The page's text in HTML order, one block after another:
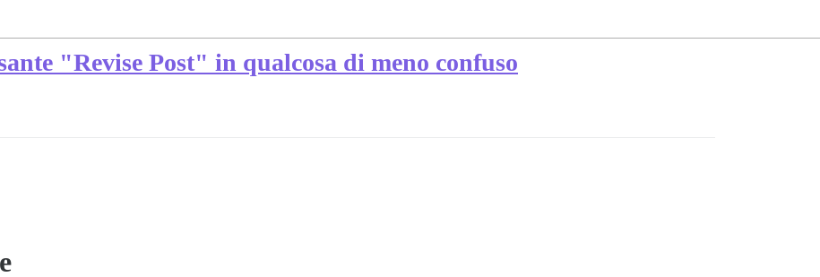
"Revise Post" in qualcosa di meno confuso